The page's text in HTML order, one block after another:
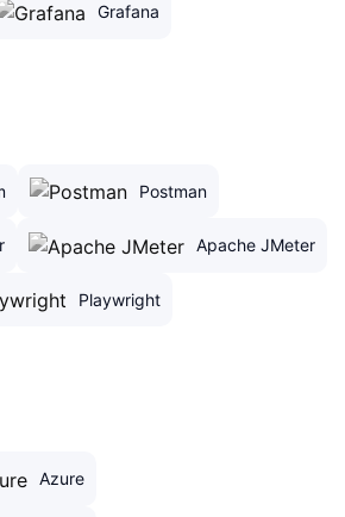
Grafana
Postman
Apache JMeter
Playwright
Azure